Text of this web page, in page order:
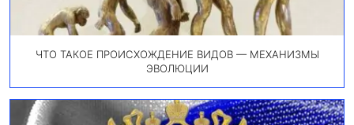
ЧТО ТАКОЕ ПРОИСХОЖДЕНИЕ ВИДОВ — МЕХАНИЗМЫ
ЭВОЛЮЦИИ